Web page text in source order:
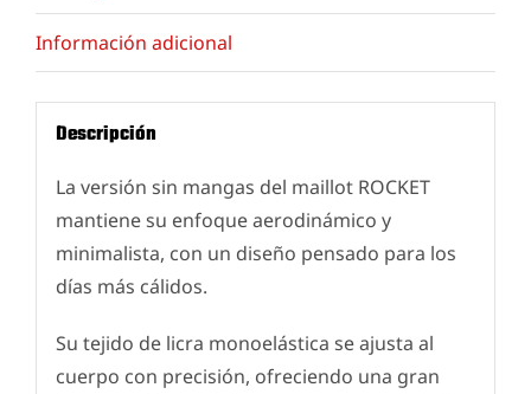
Información adicional
Descripción
La versión sin mangas del maillot ROCKET
mantiene su enfoque aerodinámico y
minimalista, con un diseño pensado para los
días más cálidos.
Su tejido de licra monoelástica se ajusta al
cuerpo con precisión, ofreciendo una gran